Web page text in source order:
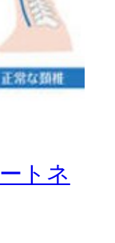
トネ